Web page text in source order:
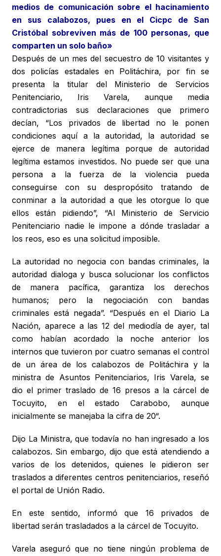
medios de comunicación sobre el hacinamiento
en sus calabozos, pues en el Cicpc de San
Cristóbal sobreviven más de 100 personas, que
comparten un solo baño»
Después de un mes del secuestro de 10 visitantes y
dos policías estadales en Politáchira, por fin se
presenta la titular del Ministerio de Servicios
Penitenciario, Iris Varela, aunque media
contradictorias sus declaraciones que primero
decían, “Los privados de libertad no le ponen
condiciones aquí a la autoridad, la autoridad se
ejerce de manera legítima porque de autoridad
legítima estamos investidos. No puede ser que una
persona a la fuerza de la violencia pueda
conseguirse con su despropósito tratando de
conminar a la autoridad a que les otorgue lo que
ellos están pidiendo”, “Al Ministerio de Servicio
Penitenciario nadie le impone a dónde trasladar a
los reos, eso es una solicitud imposible.
La autoridad no negocia con bandas criminales, la
autoridad dialoga y busca solucionar los conflictos
de manera pacífica, garantiza los derechos
humanos; pero la negociación con bandas
criminales está negada”. “Después en el Diario La
Nación, aparece a las 12 del mediodía de ayer, tal
como habían acordado la noche anterior los
internos que tuvieron por cuatro semanas el control
de un área de los calabozos de Politáchira y la
ministra de Asuntos Penitenciarios, Iris Varela, se
dio el primer traslado de 16 presos a la cárcel de
Tocuyito, en el estado Carabobo, aunque
inicialmente se manejaba la cifra de 20“.
Dijo La Ministra, que todavía no han ingresado a los
calabozos. Sin embargo, dijo que está atendiendo a
varios de los detenidos, quienes le pidieron ser
traslados a diferentes centros penitenciarios, reseñó
el portal de Unión Radio.
En este sentido, informó que 16 privados de
libertad serán trasladados a la cárcel de Tocuyito.
Varela aseguró que no tiene ningún problema de